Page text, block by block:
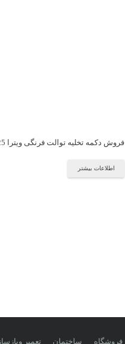
فروش دکمه تخلیه توالت فرنگی ویترا 09121507825
اطلاعات بیشتر
فروشگاه ساختمان تعمیر